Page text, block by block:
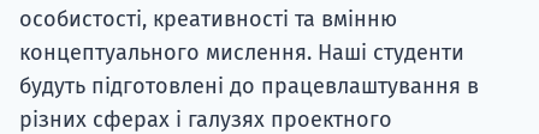
особистості, креативності та вмінню
концептуального мислення. Наші студенти
будуть підготовлені до працевлаштування в
різних сферах і галузях проектного